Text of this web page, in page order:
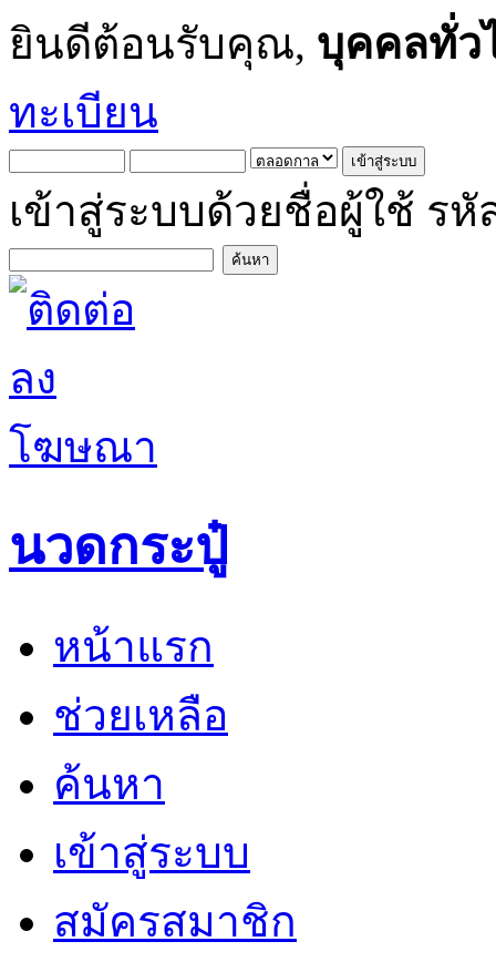
ยินดีต้อนรับคุณ, บุคคลทั่ว
ทะเบียน
เข้าสู่ระบบด้วยชื่อผู้ใช้ รหั
นวดกระปู๋
หน้าแรก
ช่วยเหลือ
ค้นหา
เข้าสู่ระบบ
สมัครสมาชิก